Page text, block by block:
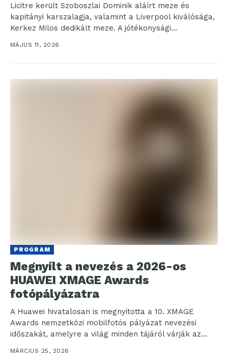
Licitre került Szoboszlai Dominik aláírt meze és
kapitányi karszalagja, valamint a Liverpool kiválósága,
Kerkez Milos dedikált meze. A jótékonysági
kezdeményezés a közelmúltban egy...
MÁJUS 11, 2026
PROGRAM
Megnyílt a nevezés a 2026-os
HUAWEI XMAGE Awards
fotópályázatra
A Huawei hivatalosan is megnyitotta a 10. XMAGE
Awards nemzetközi mobilfotós pályázat nevezési
időszakát, amelyre a világ minden tájáról várják az
alkotók jelentkezését....
MÁRCIUS 25, 2026